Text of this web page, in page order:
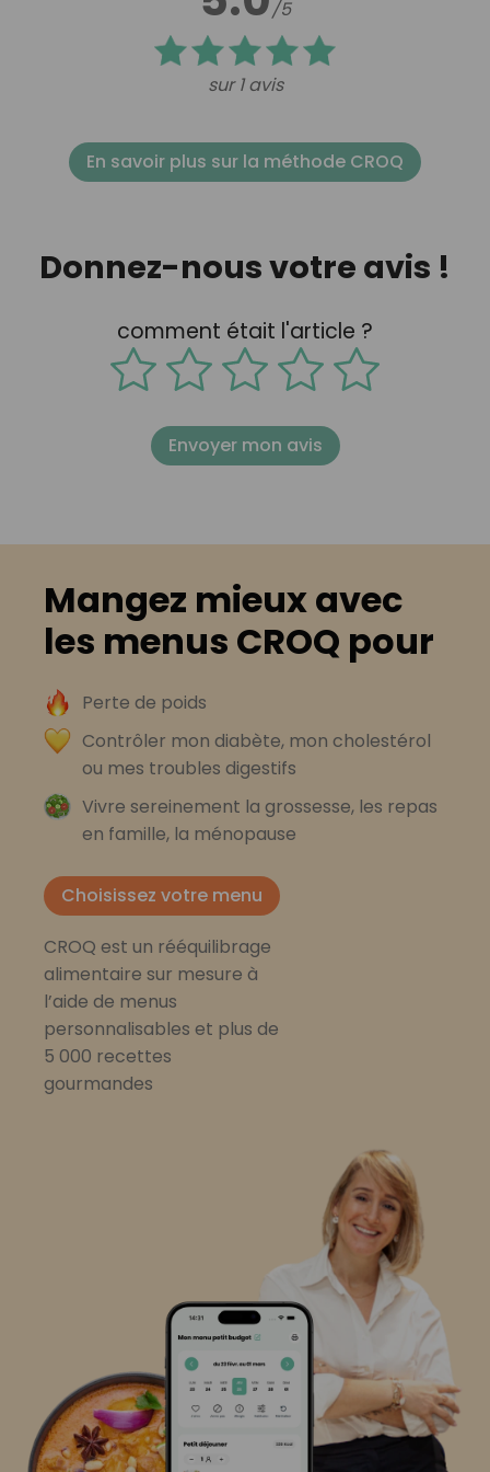
/5
sur 1 avis
En savoir plus sur la méthode CROQ
Donnez-nous votre avis !
comment était l'article ?
Envoyer mon avis
Mangez mieux avec
les menus CROQ pour
Perte de poids
Contrôler mon diabète, mon cholestérol
ou mes troubles digestifs
Vivre sereinement la grossesse, les repas
en famille, la ménopause
Choisissez votre menu
CROQ est un rééquilibrage
alimentaire sur mesure à
l’aide de menus
personnalisables et plus de
5 000 recettes
gourmandes